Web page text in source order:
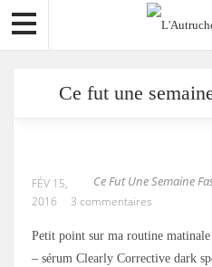
Ce fut une
Ce Fut Une Semaine
FÉV 15,
2016
3 commentaires
Petit point sur ma routine
– sérum Clearly Corrective dark